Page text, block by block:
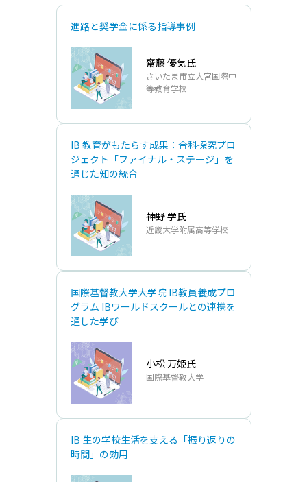
進路と奨学金に係る指導事例
齋藤 優気氏
さいたま市立大宮国際中
等教育学校
IB 教育がもたらす成果：合科探究プロ
ジェクト「ファイナル‧ステージ」を
通じた知の統合
神野 学氏
近畿⼤学附属⾼等学校
国際基督教大学大学院 IB教員養成プロ
グラム IBワールドスクールとの連携を
通した学び
小松 万姫氏
国際基督教大学
IB ⽣の学校⽣活を⽀える「振り返りの
時間」の効⽤